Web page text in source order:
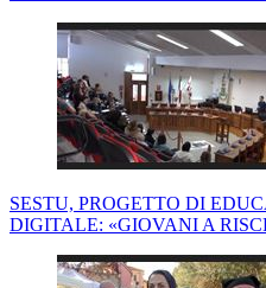
SESTU, PROGETTO DI
DIGITALE: «GIOVANI A